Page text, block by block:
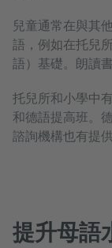
兒童通常在與其
語，例如在托兒
語）基礎。朗讀
托兒所和小學中
和德語提高班。
諮詢機構也有提
提升母語